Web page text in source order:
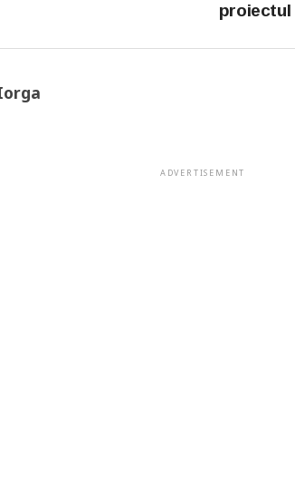
proiectul
ADVERTISEMENT